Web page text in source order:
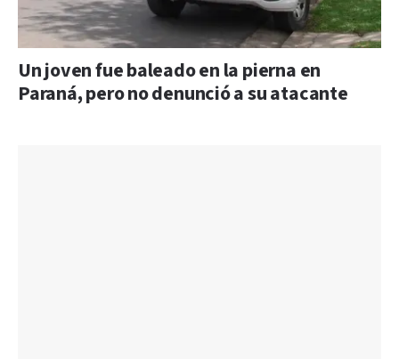
Un joven fue baleado en la pierna en
Paraná, pero no denunció a su atacante